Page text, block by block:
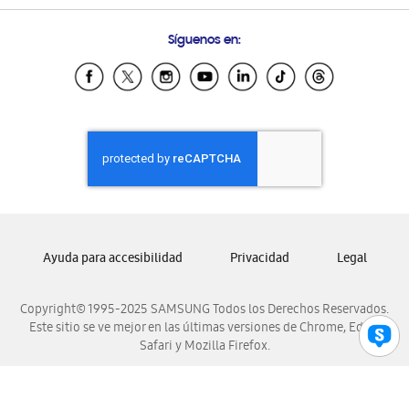
Samsung Ecuador
Samsung El Salvador
Samsung Honduras
Samsung Nicaragua
Samsung Panamá
Samsung Venezuela
Síguenos en:
Copyright© 1995-2025 SAMSUNG Todos los Derechos Reservados.
Este sitio se ve mejor en las últimas versiones de Chrome, Edge,
Safari y Mozilla Firefox.
Ayuda para accesibilidad Privacidad Legal